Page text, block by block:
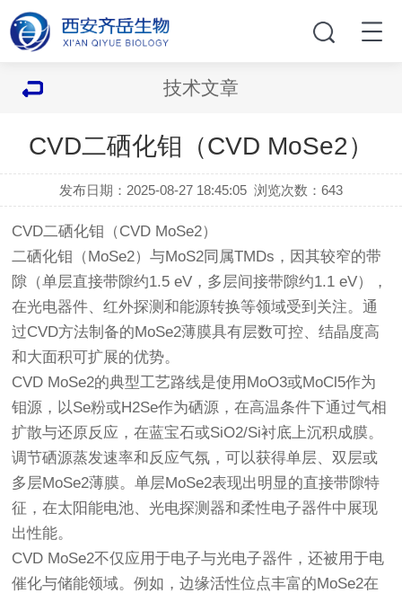
技术文章
CVD二硒化钼（CVD MoSe2）
发布日期：2025-08-27 18:45:05 浏览次数：643
CVD二硒化钼（CVD MoSe2）
二硒化钼（MoSe2）与MoS2同属TMDs，因其较窄的带
隙（单层直接带隙约1.5 eV，多层间接带隙约1.1 eV），
在光电器件、红外探测和能源转换等领域受到关注。通
过CVD方法制备的MoSe2薄膜具有层数可控、结晶度高
和大面积可扩展的优势。
CVD MoSe2的典型工艺路线是使用MoO3或MoCl5作为
钼源，以Se粉或H2Se作为硒源，在高温条件下通过气相
扩散与还原反应，在蓝宝石或SiO2/Si衬底上沉积成膜。
调节硒源蒸发速率和反应气氛，可以获得单层、双层或
多层MoSe2薄膜。单层MoSe2表现出明显的直接带隙特
征，在太阳能电池、光电探测器和柔性电子器件中展现
出性能。
CVD MoSe2不仅应用于电子与光电子器件，还被用于电
催化与储能领域。例如，边缘活性位点丰富的MoSe2在